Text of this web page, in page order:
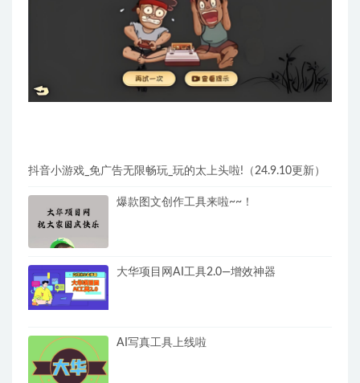
抖音小游戏_免广告无限畅玩_玩的太上头啦!（24.9.10更新）
爆款图文创作工具来啦~~！
大华项目网AI工具2.0—增效神器
AI写真工具上线啦